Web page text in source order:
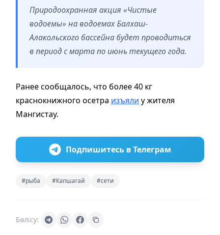
Природоохранная акция «Чистые
водоемы» на водоемах Балхаш-
Алакольского бассейна будет проводиться
в период с марта по июнь текущего года.
Ранее сообщалось, что более 40 кг
краснокнижного осетра изъяли у жителя
Мангистау.
Подпишитесь в Телеграм
#рыба #Капшагай #сети
Бөлісу: